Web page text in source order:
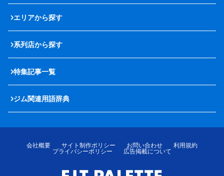
エリアから探す
系列店から探す
特集記事一覧
ジム関連用語辞典
会社概要 サイト制作ポリシー お問い合わせ
利用規約
プライバシーポリシー
広告掲載について